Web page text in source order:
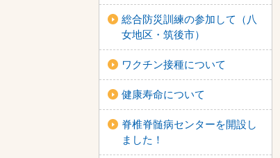
総合防災訓練の参加して（八
女地区・筑後市）
ワクチン接種について
健康寿命について
脊椎脊髄病センターを開設し
ました！